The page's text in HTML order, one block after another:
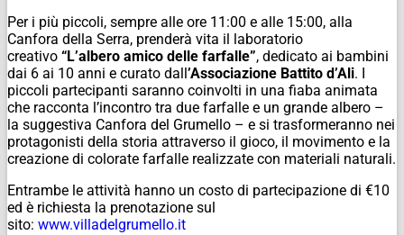
Per i più piccoli, sempre alle ore 11:00 e alle 15:00, alla
Canfora della Serra, prenderà vita il laboratorio
creativo “L’albero amico delle farfalle”, dedicato ai bambini
dai 6 ai 10 anni e curato dall’Associazione Battito d’Ali. I
piccoli partecipanti saranno coinvolti in una fiaba animata
che racconta l’incontro tra due farfalle e un grande albero –
la suggestiva Canfora del Grumello – e si trasformeranno nei
protagonisti della storia attraverso il gioco, il movimento e la
creazione di colorate farfalle realizzate con materiali naturali.
Entrambe le attività hanno un costo di partecipazione di €10
ed è richiesta la prenotazione sul
sito: www.villadelgrumello.it